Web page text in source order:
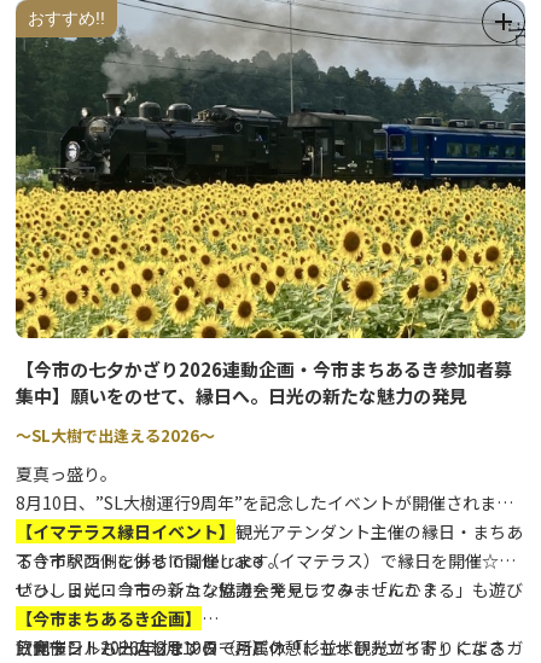
露店の出店もあり！夏の風物詩をぜひお楽しみ下さい。
【車でお越しの皆様へ】
大谷橋付近河川敷駐車場・日光市七里地内河川敷駐車場・今市小学
校・今市第二小学校を一般駐車場としてご利用下さい。
※日光だいや川公園並びに丸山公園近辺に駐車場はございません。
送迎による駐停車も禁止です。
おすすめ!!
【今市の七夕かざり2026連動企画・今市まちあるき参加者募
集中】願いをのせて、縁日へ。日光の新たな魅力の発見
～SL大樹で出逢える2026～
夏真っ盛り。
8月10日、”SL大樹運行9周年”を記念したイベントが開催されま
す。その連動企画として、SL観光アテンダント主催の縁日・まちあ
るきイベントを併せて開催します。
ぜひ、日光・今市の新たな魅力を発見してみませんか？
【イマテラス縁日イベント】
下今市駅西側にあるima terrace（イマテラス）で縁日を開催☆彡
いっしょにロコモーション協議会キャラクター「にこまる」も遊び
に来るよ♪♪
飲食テントも出店しますので、ご休憩にもぜひお立ち寄りくださ
【今市まちあるき企画】
日光市シルバー人材センター所属の「杉並木観光ガイド」によるガ
▽開催日 2026年8月10日（月）